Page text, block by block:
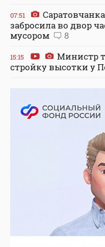
07:51
забросила во двор
мусором
8
15:15
Министр
стройку высотки у